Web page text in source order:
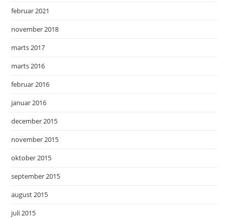
februar 2021
november 2018
marts 2017
marts 2016
februar 2016
januar 2016
december 2015
november 2015
oktober 2015
september 2015
august 2015
juli 2015